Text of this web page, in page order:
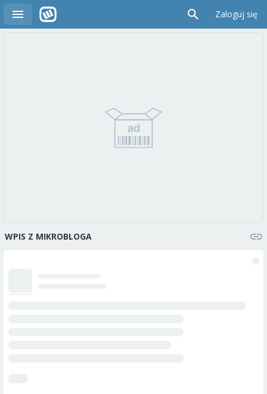
Zaloguj się
WPIS Z MIKROBLOGA